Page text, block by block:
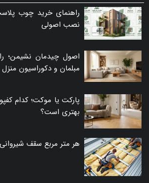
راهنمای خرید چوب
نصب اصولی
اصول چیدمان نشیمن؛
مبلمان و دکوراسیون منزل
پارکت یا موکت؛ کدام
بهتری است؟
هر متر مربع سقف